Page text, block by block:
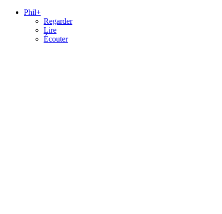
Phil+
Regarder
Lire
Écouter